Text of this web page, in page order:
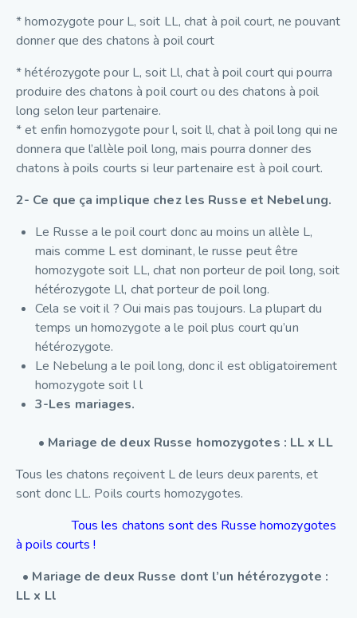
* homozygote pour L, soit LL, chat à poil court, ne pouvant
donner que des chatons à poil court
* hétérozygote pour L, soit Ll, chat à poil court qui pourra
produire des chatons à poil court ou des chatons à poil
long selon leur partenaire.
* et enfin homozygote pour l, soit ll, chat à poil long qui ne
donnera que l’allèle poil long, mais pourra donner des
chatons à poils courts si leur partenaire est à poil court.
2- Ce que ça implique chez les Russe et Nebelung.
Le Russe a le poil court donc au moins un allèle L,
mais comme L est dominant, le russe peut être
homozygote soit LL, chat non porteur de poil long, soit
hétérozygote Ll, chat porteur de poil long.
Cela se voit il ? Oui mais pas toujours. La plupart du
temps un homozygote a le poil plus court qu’un
hétérozygote.
Le Nebelung a le poil long, donc il est obligatoirement
homozygote soit l l
3-Les mariages.
• Mariage de deux Russe homozygotes : LL x LL
Tous les chatons reçoivent L de leurs deux parents, et
sont donc LL. Poils courts homozygotes.
Tous les chatons sont des Russe homozygotes
à poils courts !
• Mariage de deux Russe dont l’un hétérozygote :
LL x Ll